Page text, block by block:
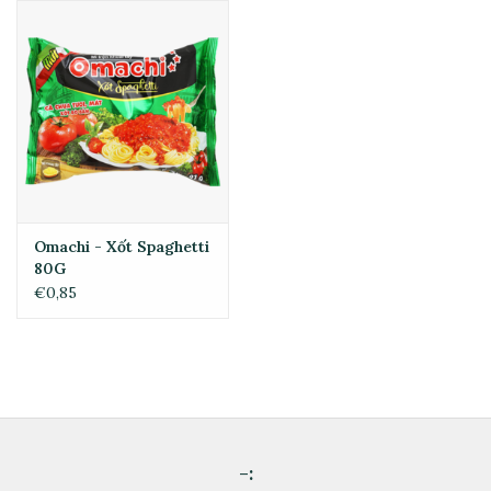
Omachi - Xốt Spaghetti
80G
€0,85
-: